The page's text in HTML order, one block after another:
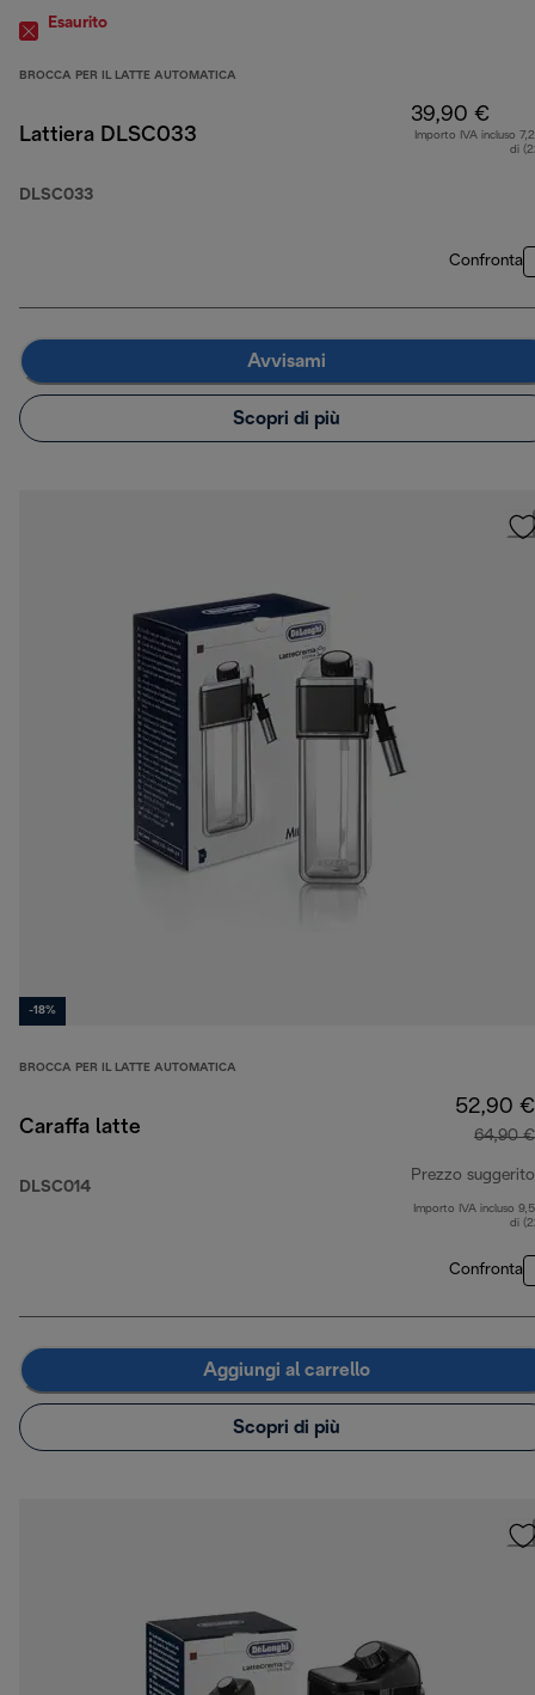
Esaurito
BROCCA PER IL LATTE AUTOMATICA
Lattiera DLSC033
DLSC033
39,90 €
Importo IVA incluso
di
Confronta
Avvisami
Scopri di più
-18%
BROCCA PER IL LATTE AUTOMATICA
Caraffa latte
DLSC014
52,90 €
64,90 €
Prezzo suggerito
Importo IVA incluso
di
Confronta
Aggiungi al carrello
Scopri di più